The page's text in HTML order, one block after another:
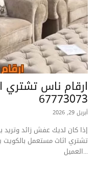
ارقام ناس تشتري
67773073
أبريل 29, 2026
إذا كان لديك عفش زائد
تشتري اثاث مستعمل
العميل...